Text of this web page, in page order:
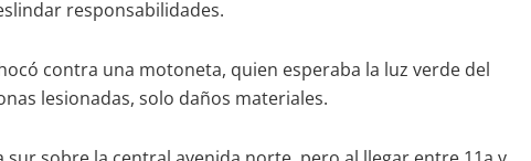
responsabilidades.
contra una motoneta, quien esperaba la luz verde del
lesionadas, solo daños materiales.